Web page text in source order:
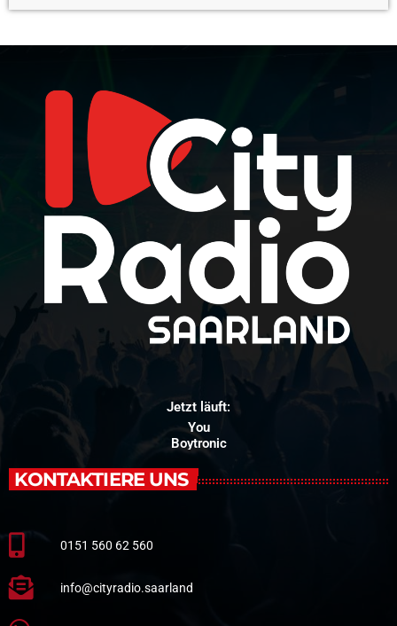
Jetzt läuft:
You
Boytronic
KONTAKTIERE UNS
0151 560 62 560
info@cityradio.saarland